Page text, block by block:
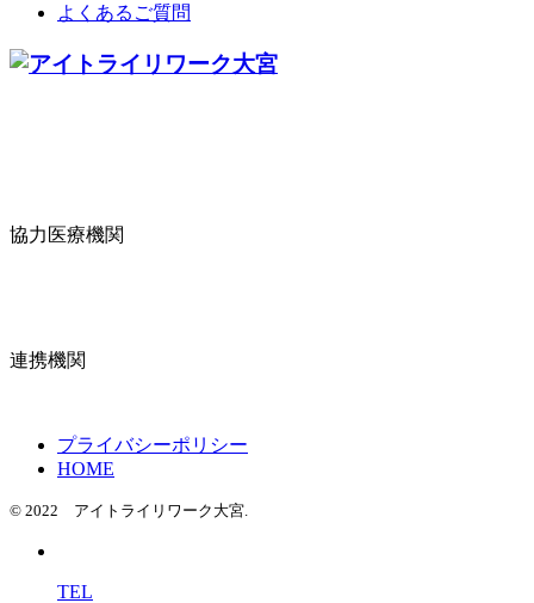
よくあるご質問
協力医療機関
連携機関
プライバシーポリシー
HOME
© 2022 アイトライリワーク大宮.
TEL